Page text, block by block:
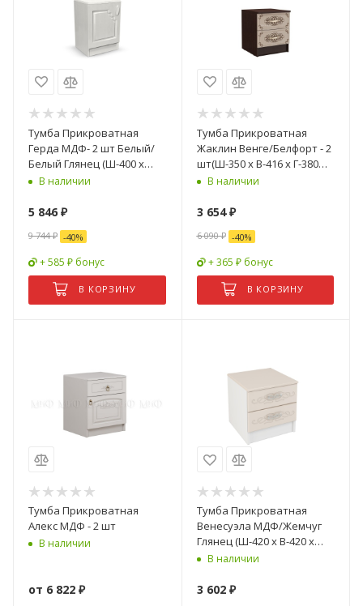
Тумба Прикроватная
Герда МДФ- 2 шт Белый/
Белый Глянец (Ш-400 x
В-566 x Г-350 мм)
В наличии
5 846 ₽
9 744₽ -40%
+ 585 ₽ бонус
В КОРЗИНУ
Тумба Прикроватная
Жаклин Венге/Белфорт - 2
шт(Ш-350 х В-416 х Г-380
мм)В наличии
3 654₽
6 090₽ -40%
+ 365 ₽ бонус
В КОРЗИНУ
Тумба Прикроватная
Алекс МДФ - 2 шт
В наличии
от 6 822 ₽
Тумба Прикроватная
Венесуэла МДФ/Жемчуг
Глянец (Ш-420 х В-420 х
Г-400 мм)
В наличии
3 602₽